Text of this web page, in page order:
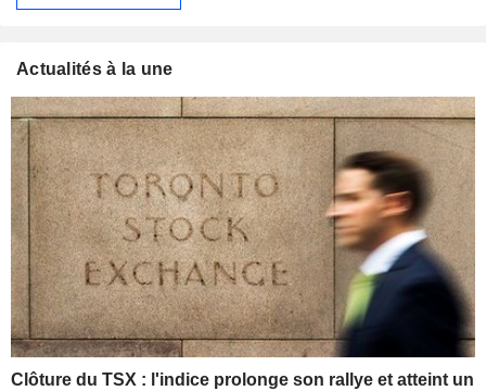
Actualités à la une
Clôture du TSX : l'indice prolonge son rallye et atteint un